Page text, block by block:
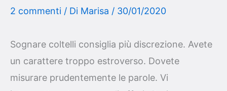
2 commenti / Di Marisa / 30/01/2020
Sognare coltelli consiglia più discrezione. Avete
un carattere troppo estroverso. Dovete
misurare prudentemente le parole. Vi